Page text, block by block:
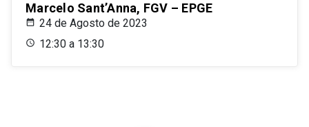
Marcelo Sant’Anna, FGV – EPGE
24 de Agosto de 2023
12:30 a 13:30